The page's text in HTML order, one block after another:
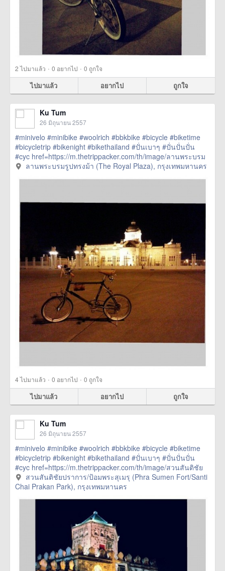
2ไปมาแล้ว · 0 อยากไป · 0 ถูกใจ
ไปมาแล้ว อยากไป ถูกใจ
Ku Tum
26 มิถุนายน 2557
#minivelo #minibike #woolrich #bbkbike #bicycle #biketime
#bicycletrip #bikenight #bikethailand #ปั่นเบาๆ #ปั่นปั่นปั่น
#cyc href=https://m.thetrippacker.com/th/image/ลานพระบรม
รูปทรงม้าTheRoyalPlaza/108913> more
ลานพระบรมรูปทรงม้า (The Royal Plaza), กรุงเทพมหานคร
4ไปมาแล้ว · 0 อยากไป · 0 ถูกใจ
ไปมาแล้ว อยากไป ถูกใจ
Ku Tum
26 มิถุนายน 2557
#minivelo #minibike #woolrich #bbkbike #bicycle #biketime
#bicycletrip #bikenight #bikethailand #ปั่นเบาๆ #ปั่นปั่นปั่น
#cyc href=https://m.thetrippacker.com/th/image/สวนสันติชัย
ปราการป้อม
พระสุเมรุPhraSumenFortSantiChaiPrakanPark/108912>
สวนสันติชัยปราการ/ป้อมพระสุเมรุ (Phra Sumen Fort/Santi
Chai Prakan Park), กรุงเทพมหานคร